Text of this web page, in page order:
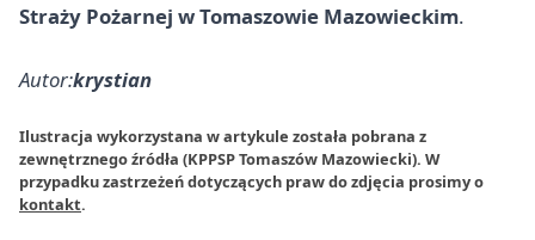
Straży Pożarnej w Tomaszowie Mazowieckim.
Autor:krystian
Ilustracja wykorzystana w artykule została pobrana z
zewnętrznego źródła (KPPSP Tomaszów Mazowiecki). W
przypadku zastrzeżeń dotyczących praw do zdjęcia prosimy o
kontakt.